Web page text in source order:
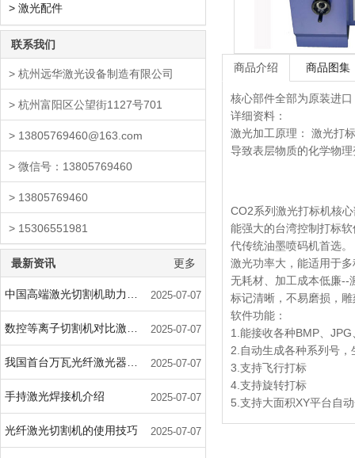
> 激光配件
联系我们
> 杭州远华激光设备制造有限公司
> 杭州富阳区公望街1127号701
> 13805769460@163.com
> 微信号：13805769460
> 13805769460
> 15306551981
最新资讯 更多
2025-07-07
2025-07-07
2025-07-07
手持激光焊接机介绍 2025-07-07
光纤激光切割机的使用技巧 2025-07-07
商品介绍 商品图集
核心部件全部为原装进
详细资料：
激光加工原理： 激光打
导致表层物质的化学物
CO2系列激光打标机核
能强大的台湾控制打标
代传统油墨喷码机首选。
激光功率大，能适用于
无耗材、加工成本低廉--
标记清晰，不易磨损，
软件功能：
1.能接收各种BMP、
2.自动生成各种系列号
3.支持飞行打标
4.支持旋转打标
5.支持大面积XY平台自